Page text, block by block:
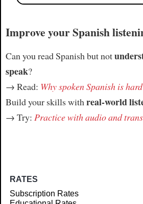
Improve your Spanish
Can you read Spanish but not
speak?
→ Read: Why spoken Spanish is
Build your skills withreal-world
→ Try: Practice with audio and
RATES
Subscription Rates